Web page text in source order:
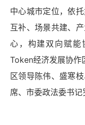
中心城市定位，依
互补、场景共建、
心，构建双向赋
Token经济发展协作
区领导陈伟、盛寒
席、市委政法委书记